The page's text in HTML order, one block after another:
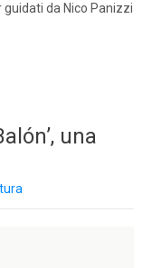
da Nico Panizzi
una